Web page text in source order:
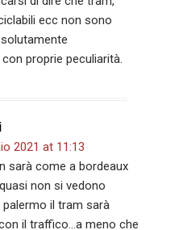
ecc non sono
proprie peculiarità.
2021 at 11:13
sarà come a bordeaux
non si vedono
il tram sarà
il traffico…a meno che